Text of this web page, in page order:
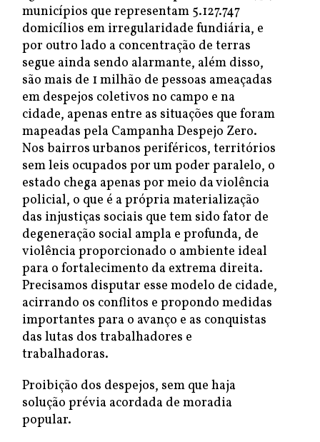
municípios que representam 5.127.747
domicílios em irregularidade fundiária, e
por outro lado a concentração de terras
segue ainda sendo alarmante, além disso,
são mais de 1 milhão de pessoas ameaçadas
em despejos coletivos no campo e na
cidade, apenas entre as situações que foram
mapeadas pela Campanha Despejo Zero.
Nos bairros urbanos periféricos, territórios
sem leis ocupados por um poder paralelo, o
estado chega apenas por meio da violência
policial, o que é a própria materialização
das injustiças sociais que tem sido fator de
degeneração social ampla e profunda, de
violência proporcionado o ambiente ideal
para o fortalecimento da extrema direita.
Precisamos disputar esse modelo de cidade,
acirrando os conflitos e propondo medidas
importantes para o avanço e as conquistas
das lutas dos trabalhadores e
trabalhadoras.
Proibição dos despejos, sem que haja
solução prévia acordada de moradia
popular.